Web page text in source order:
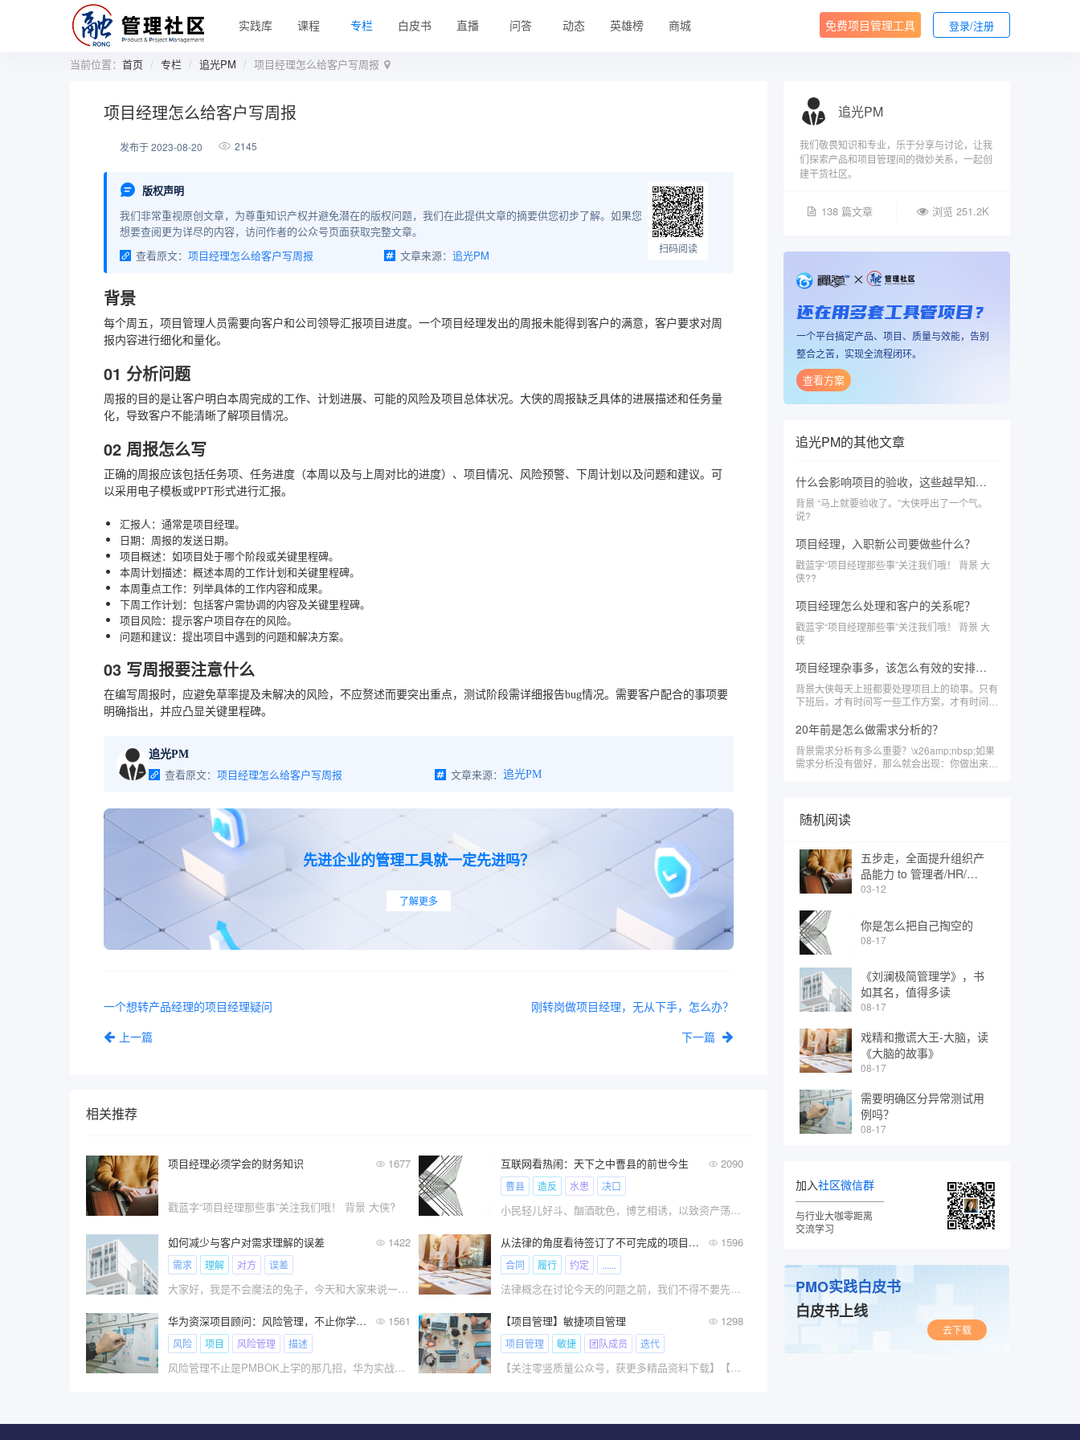
实践库 课程 专栏 白皮书 直播 问答 动态 英雄榜 商城 免费项目管理工具 登录/注册
当前位置： 首页 专栏 追光PM 项目经理怎么给客户写周报
项目经理怎么给客户写周报
发布于 2023-08-20 2145
版权声明
我们非常重视原创文章，为尊重知识产权并避免潜在的版权问题，我们在此提供文章的摘要供您初步了解。如果您
想要查阅更为详尽的内容，访问作者的公众号页面获取完整文章。
查看原文： 项目经理怎么给客户写周报 文章来源： 追光PM 扫码阅读
背景
每个周五，项目管理人员需要向客户和公司领导汇报项目进度。一个项目经理发出的周报未能得到客户的满意，客户要求对周
报内容进行细化和量化。
01 分析问题
周报的目的是让客户明白本周完成的工作、计划进展、可能的风险及项目总体状况。大侠的周报缺乏具体的进展描述和任务量
化，导致客户不能清晰了解项目情况。
02 周报怎么写
正确的周报应该包括任务项、任务进度（本周以及与上周对比的进度）、项目情况、风险预警、下周计划以及问题和建议。可
以采用电子模板或PPT形式进行汇报。
汇报人：通常是项目经理。
日期：周报的发送日期。
项目概述：如项目处于哪个阶段或关键里程碑。
本周计划描述：概述本周的工作计划和关键里程碑。
本周重点工作：列举具体的工作内容和成果。
下周工作计划：包括客户需协调的内容及关键里程碑。
项目风险：提示客户项目存在的风险。
问题和建议：提出项目中遇到的问题和解决方案。
03 写周报要注意什么
在编写周报时，应避免草率提及未解决的风险，不应赘述而要突出重点，测试阶段需详细报告bug情况。需要客户配合的事项要
明确指出，并应凸显关键里程碑。
追光PM
查看原文： 项目经理怎么给客户写周报 文章来源： 追光PM
先进企业的管理工具就一定先进吗？
了解更多
一个想转产品经理的项目经理疑问
上一篇
刚转岗做项目经理，无从下手，怎么办？
下一篇
相关推荐
项目经理必须学会的财务知识 1677
戳蓝字“项目经理那些事”关注我们哦！ 背景 大侠?
互联网看热闹：天下之中曹县的前世今生 2090
曹县 造反 水患 决口
小民轻儿好斗、酗酒耽色，博艺相诱，以致资产荡析，转而为盗，地广阔，俗刚武，尚气力，狠斗健讼时或有之。
如何减少与客户对需求理解的误差 1422
需求 理解 对方 误差
大家好，我是不会魔法的兔子，今天和大家来说一说?
从法律的角度看待签订了不可完成的项目合同怎么办？ 1596
合同 履行 约定 ......
法律概念在讨论今天的问题之前，我们不得不要先来看几个合同法中的一些基本内容，第一个是合同中的各方当事人应当按
华为资深项目顾问：风险管理，不止你学过的那几招（文末送福利） 1561
风险 项目 风险管理 描述
风险管理不止是PMBOK上学的那几招，华为实战项目管理专家，让你学到更多方法和工具
【项目管理】敏捷项目管理 1298
项目管理 敏捷 团队成员 迭代
【关注零竖质量公众号，获更多精品资料下载】【加博主私人微信：441059732，限量邀请入内部群，享更多权益】
追光PM
我们敬畏知识和专业，乐于分享与讨论，让我
们探索产品和项目管理间的微妙关系，一起创
建干货社区。
138 篇文章 浏览 251.2K
还在用多套工具管项目？
一个平台搞定产品、项目、质量与效能，告别
整合之苦，实现全流程闭环。
查看方案
追光PM的其他文章
什么会影响项目的验收，这些越早知道越好
背景 “马上就要验收了。”大侠呼出了一个气。
说?
项目经理，入职新公司要做些什么？
戳蓝字“项目经理那些事”关注我们哦！ 背景 大
侠??
项目经理怎么处理和客户的关系呢？
戳蓝字“项目经理那些事”关注我们哦！ 背景 大
侠
项目经理杂事多，该怎么有效的安排时间
背景大侠每天上班都要处理项目上的琐事。只有
下班后，才有时间写一些工作方案，才有时间想
20年前是怎么做需求分析的？
背景需求分析有多么重要？\x26amp;nbsp;如果
需求分析没有做好，那么就会出现：你做出来的
随机阅读
五步走，全面提升组织产
品能力 to 管理者/HR/企
业家
03-12
你是怎么把自己掏空的
08-17
《刘澜极简管理学》，书
如其名，值得多读
08-17
戏精和撒谎大王-大脑，读
《大脑的故事》
08-17
需要明确区分异常测试用
例吗？
08-17
加入社区微信群
与行业大咖零距离
交流学习
PMO实践白皮书
白皮书上线
去下载